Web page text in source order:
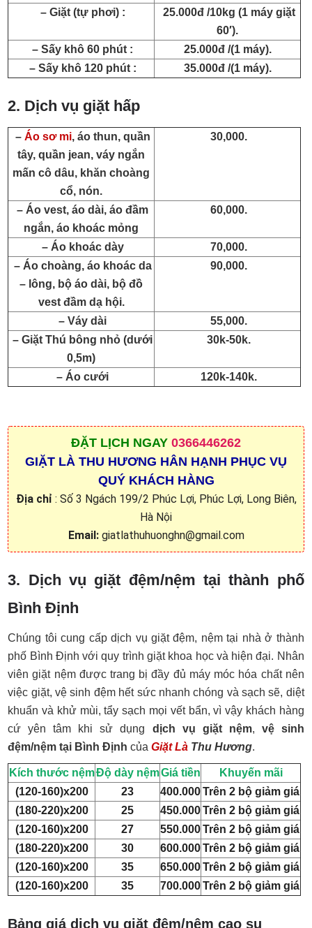
– Giặt (tự phơi) :
25.000đ /10kg (1 máy giặt
60′).
– Sấy khô 60 phút :
25.000đ /(1 máy).
– Sấy khô 120 phút :
35.000đ /(1 máy).
2. Dịch vụ giặt hấp
– Áo sơ mi, áo thun, quần
tây, quần jean, váy ngắn
mấn cô dâu, khăn choàng
cổ, nón.
30,000.
– Áo vest, áo dài, áo đầm
ngắn, áo khoác mỏng
60,000.
– Áo khoác dày
70,000.
– Áo choàng, áo khoác da
– lông, bộ áo dài, bộ đồ
vest đầm dạ hội.
90,000.
– Váy dài
55,000.
– Giặt Thú bông nhỏ (dưới
0,5m)
30k-50k.
– Áo cưới 120k-140k.
ĐẶT LỊCH NGAY 0366446262
GIẶT LÀ THU HƯƠNG HÂN HẠNH PHỤC VỤ
QUÝ KHÁCH HÀNG
Địa chỉ : Số 3 Ngách 199/2 Phúc Lợi, Phúc Lợi, Long Biên,
Hà Nội
Email:giatlathuhuonghn@gmail.com
3. Dịch vụ giặt đệm/nệm tại thành phố
Bình Định
Chúng tôi cung cấp dịch vụ giặt đệm, nệm tại nhà ở thành
phố Bình Định với quy trình giặt khoa học và hiện đại. Nhân
viên giặt nệm được trang bị đầy đủ máy móc hóa chất nên
việc giặt, vệ sinh đệm hết sức nhanh chóng và sạch sẽ, diệt
khuẩn và khử mùi, tẩy sạch mọi vết bẩn, vì vậy khách hàng
cứ yên tâm khi sử dụng dịch vụ giặt nệm, vệ sinh
đệm/nệm tại Bình Định củaGiặt Là Thu Hương.
Kích thước nệmĐộ dày nệmGiá tiền
Khuyến mãi
(120-160)x200
23 400.000Trên 2 bộ giảm giá
(180-220)x200
25 450.000Trên 2 bộ giảm giá
(120-160)x200
27 550.000Trên 2 bộ giảm giá
(180-220)x200
30 600.000Trên 2 bộ giảm giá
(120-160)x200
35 650.000Trên 2 bộ giảm giá
(120-160)x200
35 700.000Trên 2 bộ giảm giá
Bảng giá dịch vụ giặt đệm/nệm cao su